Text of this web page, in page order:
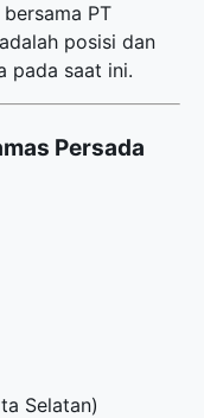
PT
posisi dan
pada saat ini.
Persada
Selatan)